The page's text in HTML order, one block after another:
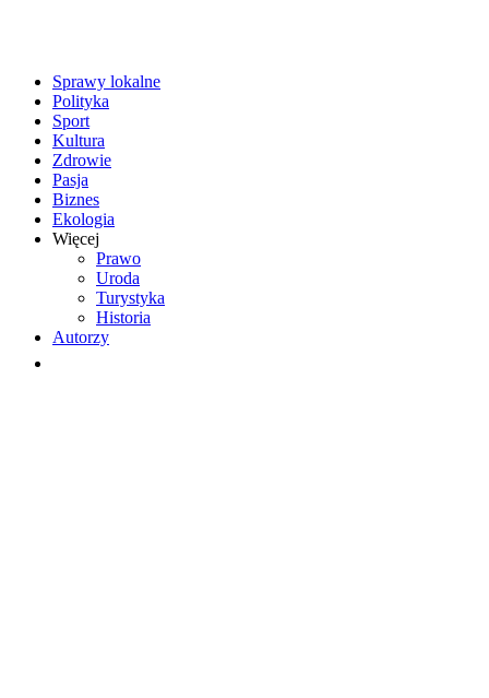
Sprawy lokalne
Polityka
Sport
Kultura
Zdrowie
Pasja
Biznes
Ekologia
Więcej
Prawo
Uroda
Turystyka
Historia
Autorzy